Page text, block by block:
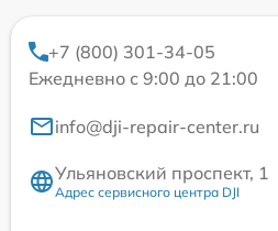
+7 (800) 301-34-05
Ежедневно с 9:00 до 21:00
info@dji-repair-center.ru
Ульяновский проспект, 1
Адрес сервисного центра DJI